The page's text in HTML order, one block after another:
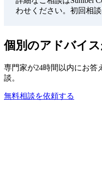
わせください。初回相談
個別のアドバイ
専門家が24時間以内にお答
談。
無料相談を依頼する